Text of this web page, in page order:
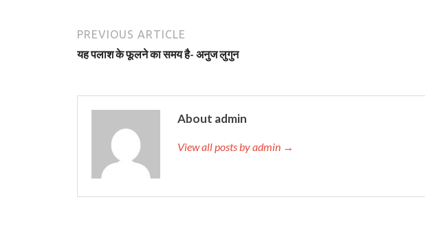
PREVIOUS ARTICLE
यह पलाश के फूलने का समय है- अनुज लुगुन
About admin
View all posts by admin →